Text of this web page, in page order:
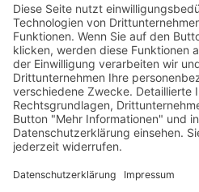
E-Mail
Wir benötigen Ihre Zustimmung,
Service zu laden!Wir verwenden
eingegebenen Informationen zu
Daten zu Ihren Aktivitäten
lesen Sie die Details durchund
stimmen Sie der Nutzung des
Zum Newsletter anmelden